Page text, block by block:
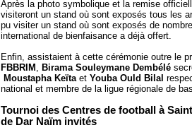
Après la photo symbolique et la remise
visiteront un stand où sont exposés tous les
pu visiter un stand où sont exposés de
international de bienfaisance a déjà offert.
Enfin, assistaient à cette cérémonie outre le
FBBRIM , Birama Souleymane Dembélé
Moustapha Keïtaet Youba Ould Bilal
national et membre de la ligue régionale de
Tournoi des Centres de football à
de Dar Naïm invités